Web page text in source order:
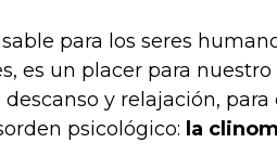
para los seres
es un placer para nuestro
y relajación,
psicológico: la